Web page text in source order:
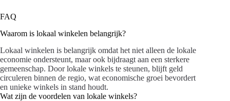
FAQ
Waarom is lokaal winkelen belangrijk?
Lokaal winkelen is belangrijk omdat het niet alleen de lokale
economie ondersteunt, maar ook bijdraagt aan een sterkere
gemeenschap. Door lokale winkels te steunen, blijft geld
circuleren binnen de regio, wat economische groei bevordert
en unieke winkels in stand houdt.
Wat zijn de voordelen van lokale winkels?